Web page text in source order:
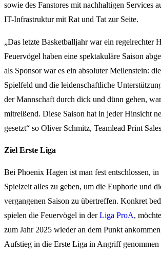
sowie des Fanstores mit nachhaltigen Services
IT-Infrastruktur mit Rat und Tat zur Seite.
„Das letzte Basketballjahr war ein regelrechter
Feuervögel haben eine spektakuläre Saison
als Sponsor war es ein absoluter Meilenstein:
Spielfeld und die leidenschaftliche
der Mannschaft durch dick und dünn gehen,
mitreißend. Diese Saison hat in jeder Hinsicht
gesetzt“ so Oliver Schmitz, Teamlead Print
Ziel Erste Liga
Bei Phoenix Hagen ist man fest entschlossen,
Spielzeit alles zu geben, um die Euphorie und
vergangenen Saison zu übertreffen. Konkret
spielen die Feuervögel in derLiga ProA,
zum Jahr 2025 wieder an dem Punkt
Aufstieg in die Erste Liga in Angriff genommen